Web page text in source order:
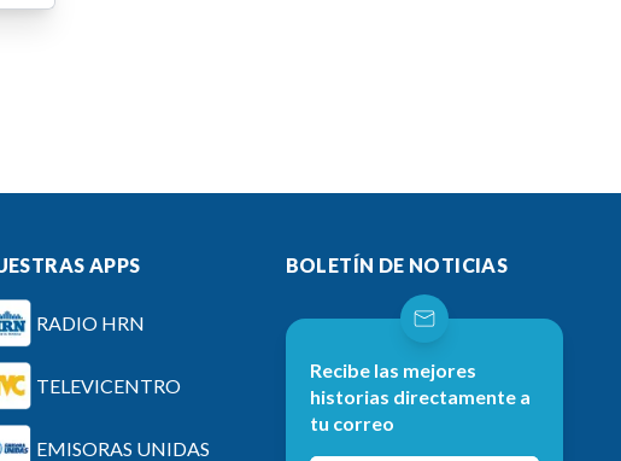
APPS
RADIO HRN
TELEVICENTRO
EMISORAS UNIDAS
BOLETÍN DE NOTICIAS
Recibe las mejores
historias directamente a
tu correo